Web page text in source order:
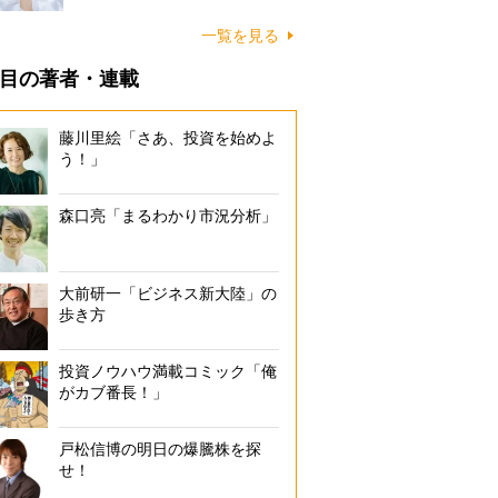
一覧を見る
の著者・連載
藤川里絵「さあ、投資を始めよ
う！」
森口亮「まるわかり市況分析」
大前研一「ビジネス新大陸」の
歩き方
投資ノウハウ満載コミック「俺
がカブ番長！」
戸松信博の明日の爆騰株を探
せ！